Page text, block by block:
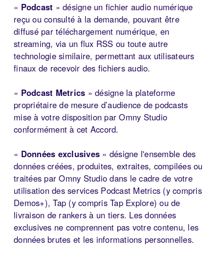
« Podcast » désigne un fichier audio numérique
reçu ou consulté à la demande, pouvant être
diffusé par téléchargement numérique, en
streaming, via un flux RSS ou toute autre
technologie similaire, permettant aux utilisateurs
finaux de recevoir des fichiers audio.
« Podcast Metrics » désigne la plateforme
propriétaire de mesure d’audience de podcasts
mise à votre disposition par Omny Studio
conformément à cet Accord.
« Données exclusives » désigne l'ensemble des
données créées, produites, extraites, compilées ou
traitées par Omny Studio dans le cadre de votre
utilisation des services Podcast Metrics (y compris
Demos+), Tap (y compris Tap Explore) ou de
livraison de rankers à un tiers. Les données
exclusives ne comprennent pas votre contenu, les
données brutes et les informations personnelles.